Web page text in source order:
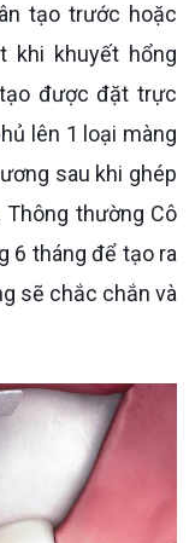
khi khuyết hổng
được đặt trực
lên 1 loại màng
sau khi ghép
thường Cô
6 tháng để tạo ra
sẽ chắc chắn và